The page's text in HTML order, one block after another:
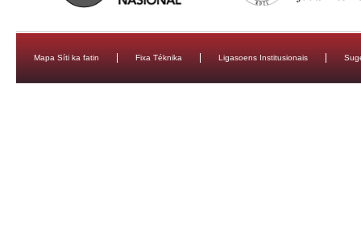
Mapa Síti ka fatin Fixa Téknika Ligasoens Institusionais